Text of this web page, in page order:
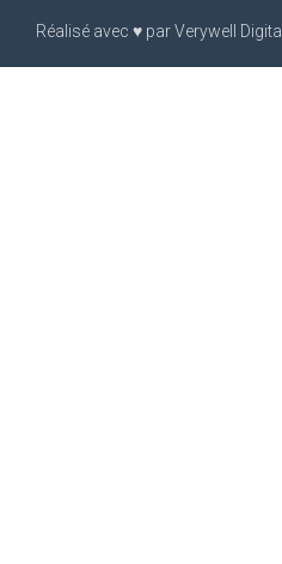
Réalisé avec ♥ parVerywell Digital